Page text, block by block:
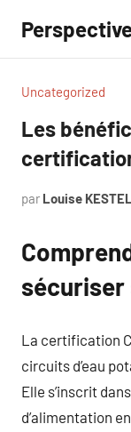
contenu
Uncategorized
Les
par Louise
sécuriser
La certification
circuits d’eau
Elle s’inscrit
d’alimentation